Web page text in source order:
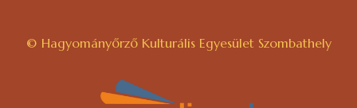
© Hagyományőrző Kulturális Egyesület Szombathely